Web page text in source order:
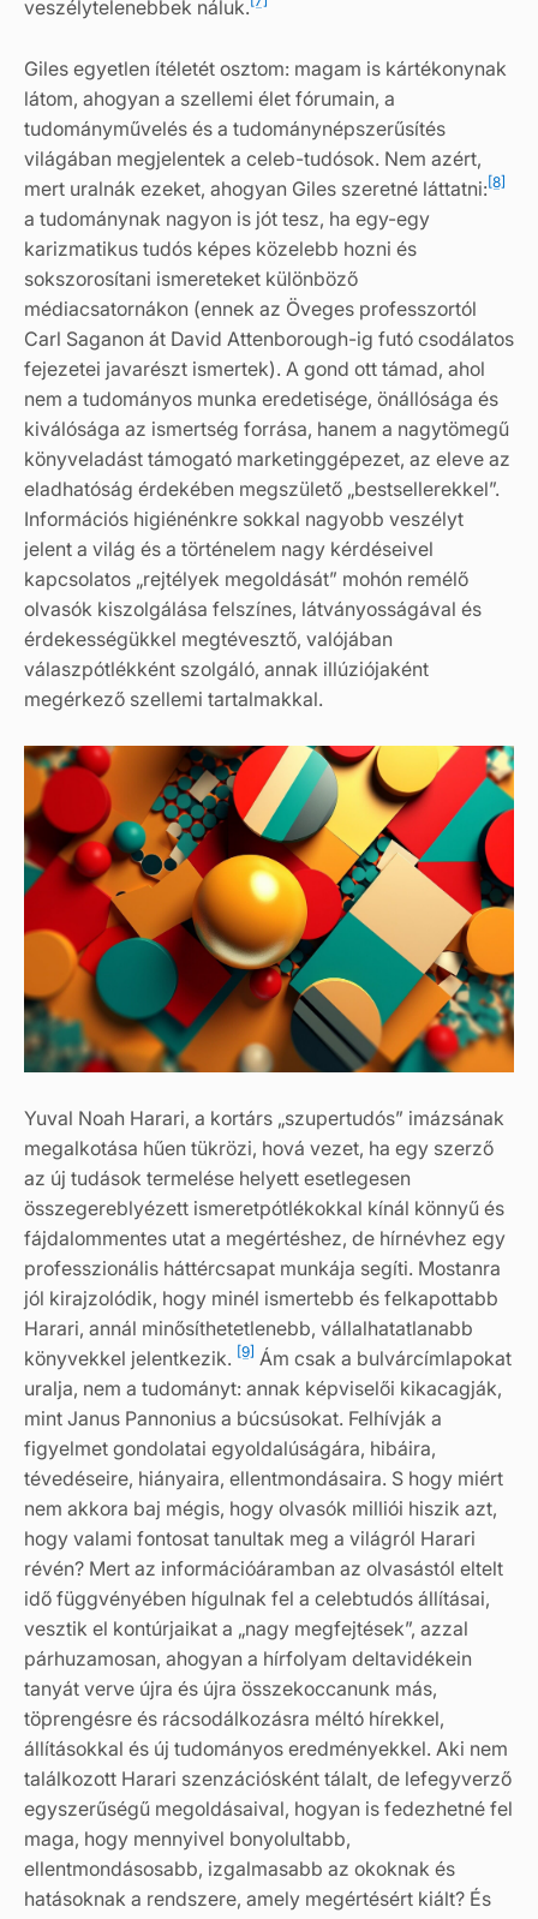
veszélytelenebbek náluk.
Giles egyetlen ítéletét osztom: magam is kártékonynak
látom, ahogyan a szellemi élet fórumain, a
tudományművelés és a tudománynépszerűsítés
világában megjelentek a celeb-tudósok. Nem azért,
mert uralnák ezeket, ahogyan Giles szeretné láttatni: [8]
a tudománynak nagyon is jót tesz, ha egy-egy
karizmatikus tudós képes közelebb hozni és
sokszorosítani ismereteket különböző
médiacsatornákon (ennek az Öveges professzortól
Carl Saganon át David Attenborough-ig futó csodálatos
fejezetei javarészt ismertek). A gond ott támad, ahol
nem a tudományos munka eredetisége, önállósága és
kiválósága az ismertség forrása, hanem a nagytömegű
könyveladást támogató marketinggépezet, az eleve az
eladhatóság érdekében megszülető „bestsellerekkel”.
Információs higiénénkre sokkal nagyobb veszélyt
jelent a világ és a történelem nagy kérdéseivel
kapcsolatos „rejtélyek megoldását” mohón remélő
olvasók kiszolgálása felszínes, látványosságával és
érdekességükkel megtévesztő, valójában
válaszpótlékként szolgáló, annak illúziójaként
megérkező szellemi tartalmakkal.
Yuval Noah Harari, a kortárs „szupertudós” imázsának
megalkotása hűen tükrözi, hová vezet, ha egy szerző
az új tudások termelése helyett esetlegesen
összegereblyézett ismeretpótlékokkal kínál könnyű és
fájdalommentes utat a megértéshez, de hírnévhez egy
professzionális háttércsapat munkája segíti. Mostanra
jól kirajzolódik, hogy minél ismertebb és felkapottabb
Harari, annál minősíthetetlenebb, vállalhatatlanabb
könyvekkel jelentkezik. [9] Ám csak a bulvárcímlapokat
uralja, nem a tudományt: annak képviselői kikacagják,
mint Janus Pannonius a búcsúsokat. Felhívják a
figyelmet gondolatai egyoldalúságára, hibáira,
tévedéseire, hiányaira, ellentmondásaira. S hogy miért
nem akkora baj mégis, hogy olvasók milliói hiszik azt,
hogy valami fontosat tanultak meg a világról Harari
révén? Mert az információáramban az olvasástól eltelt
idő függvényében hígulnak fel a celebtudós állításai,
vesztik el kontúrjaikat a „nagy megfejtések”, azzal
párhuzamosan, ahogyan a hírfolyam deltavidékein
tanyát verve újra és újra összekoccanunk más,
töprengésre és rácsodálkozásra méltó hírekkel,
állításokkal és új tudományos eredményekkel. Aki nem
találkozott Harari szenzációsként tálalt, de lefegyverző
egyszerűségű megoldásaival, hogyan is fedezhetné fel
maga, hogy mennyivel bonyolultabb,
ellentmondásosabb, izgalmasabb az okoknak és
hatásoknak a rendszere, amely megértésért kiált? És